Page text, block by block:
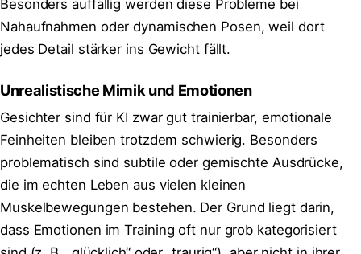
Besonders auffällig werden diese Probleme bei
Nahaufnahmen oder dynamischen Posen, weil dort
jedes Detail stärker ins Gewicht fällt.
Unrealistische Mimik und Emotionen
Gesichter sind für KI zwar gut trainierbar, emotionale
Feinheiten bleiben trotzdem schwierig. Besonders
problematisch sind subtile oder gemischte Ausdrücke,
die im echten Leben aus vielen kleinen
Muskelbewegungen bestehen. Der Grund liegt darin,
dass Emotionen im Training oft nur grob kategorisiert